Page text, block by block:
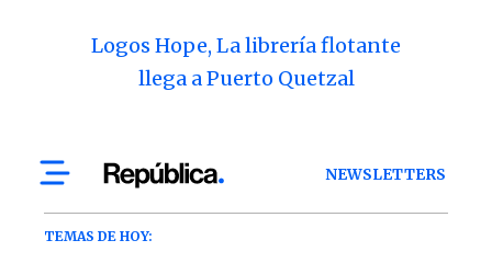
Logos Hope, La librería flotante
llega a Puerto Quetzal